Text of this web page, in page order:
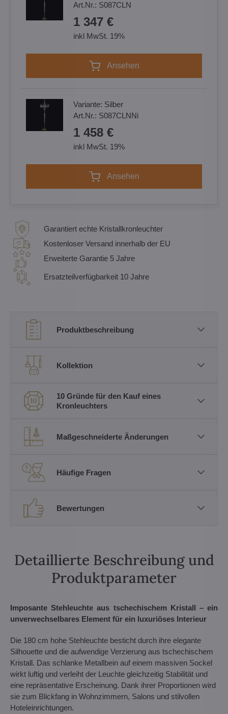
Art.Nr.: S087CLN
1 347 €
inkl MwSt. 19%
Ansehen
Variante: Silber
Art.Nr.: S087CLNNi
1 458 €
inkl MwSt. 19%
Ansehen
Garantiert echte Kristallkronleuchter
Kostenloser Versand innerhalb der EU
Erweiterte Garantie 5 Jahre
Ersatzteilverfügbarkeit 10 Jahre
Produktbeschreibung
Kollektion
10 Gründe für den Kauf eines
Kronleuchters
Maßgeschneiderte Änderungen
Häufige Fragen
Bewertungen
Detaillierte Beschreibung und
Produktparameter
Imposante Stehleuchte aus tschechischem Kristall – ein
unverwechselbares Element für ein luxuriöses Interieur
Die 180 cm hohe Stehleuchte besticht durch ihre elegante
Silhouette und die aufwendige Verzierung aus tschechischem
Kristall. Das schlanke Metallbein auf einem massiven Sockel
wirkt luftig und verleiht der Leuchte gleichzeitig Stabilität und
eine repräsentative Erscheinung. Dank ihrer Proportionen wird
sie zum Blickfang in Wohnzimmern, Salons und stilvollen
Hoteleinrichtungen.